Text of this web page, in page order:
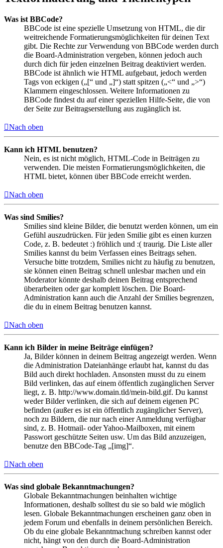
Was ist BBCode?
BBCode ist eine spezielle Umsetzung von HTML, die dir
weitreichende Formatierungsmöglichkeiten für deinen Text
gibt. Die Rechte zur Verwendung von BBCode werden durch
die Board-Administration vergeben, können jedoch auch
durch dich für jeden einzelnen Beitrag deaktiviert werden.
BBCode ist ähnlich wie HTML aufgebaut, jedoch werden
Tags von eckigen („[“ und „]“) statt spitzen („<“ und „>“)
Klammern eingeschlossen. Weitere Informationen zu
BBCode findest du auf einer speziellen Hilfe-Seite, die von
der Seite zur Beitragserstellung aus zugänglich ist.
Nach oben
Kann ich HTML benutzen?
Nein, es ist nicht möglich, HTML-Code in Beiträgen zu
verwenden. Die meisten Formatierungsmöglichkeiten, die
HTML bietet, können über BBCode erreicht werden.
Nach oben
Was sind Smilies?
Smilies sind kleine Bilder, die benutzt werden können, um ein
Gefühl auszudrücken. Für jeden Smilie gibt es einen kurzen
Code, z. B. bedeutet :) fröhlich und :( traurig. Die Liste aller
Smilies kannst du beim Verfassen eines Beitrags sehen.
Versuche bitte trotzdem, Smilies nicht zu häufig zu benutzen,
sie können einen Beitrag schnell unlesbar machen und ein
Moderator könnte deshalb deinen Beitrag entsprechend
überarbeiten oder gar komplett löschen. Die Board-
Administration kann auch die Anzahl der Smilies begrenzen,
die du in einem Beitrag benutzen kannst.
Nach oben
Kann ich Bilder in meine Beiträge einfügen?
Ja, Bilder können in deinem Beitrag angezeigt werden. Wenn
die Administration Dateianhänge erlaubt hat, kannst du das
Bild auch direkt hochladen. Ansonsten musst du zu einem
Bild verlinken, das auf einem öffentlich zugänglichen Server
liegt, z. B. http://www.domain.tld/mein-bild.gif. Du kannst
weder Bilder verlinken, die sich auf deinem eigenen PC
befinden (außer es ist ein öffentlich zugänglicher Server),
noch zu Bildern, die nur nach einer Anmeldung verfügbar
sind, z. B. Hotmail- oder Yahoo-Mailboxen, mit einem
Passwort geschützte Seiten usw. Um das Bild anzuzeigen,
benutze den BBCode-Tag „[img]“.
Nach oben
Was sind globale Bekanntmachungen?
Globale Bekanntmachungen beinhalten wichtige
Informationen, deshalb solltest du sie so bald wie möglich
lesen. Globale Bekanntmachungen erscheinen ganz oben in
jedem Forum und ebenfalls in deinem persönlichen Bereich.
Ob du eine globale Bekanntmachung schreiben kannst oder
nicht, hängt von den durch die Board-Administration